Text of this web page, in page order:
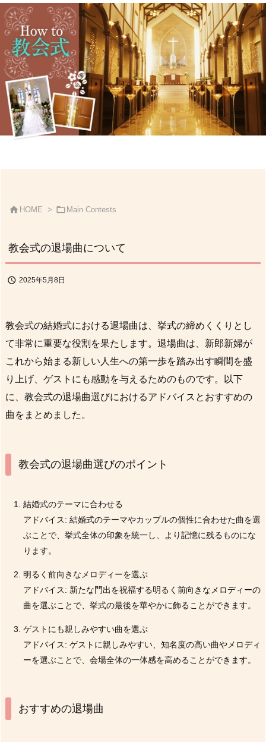
 HOME >  Main Contests
教会式の退場曲について
 2025年5月8日
教会式の結婚式における退場曲は、挙式の締めくくりとし
て非常に重要な役割を果たします。退場曲は、新郎新婦が
これから始まる新しい人生への第一歩を踏み出す瞬間を盛
り上げ、ゲストにも感動を与えるためのものです。以下
に、教会式の退場曲選びにおけるアドバイスとおすすめの
曲をまとめました。
教会式の退場曲選びのポイント
結婚式のテーマに合わせる
アドバイス: 結婚式のテーマやカップルの個性に合わせた曲を選
ぶことで、挙式全体の印象を統一し、より記憶に残るものにな
ります。
明るく前向きなメロディーを選ぶ
アドバイス: 新たな門出を祝福する明るく前向きなメロディーの
曲を選ぶことで、挙式の最後を華やかに飾ることができます。
ゲストにも親しみやすい曲を選ぶ
アドバイス: ゲストに親しみやすい、知名度の高い曲やメロディ
ーを選ぶことで、会場全体の一体感を高めることができます。
おすすめの退場曲